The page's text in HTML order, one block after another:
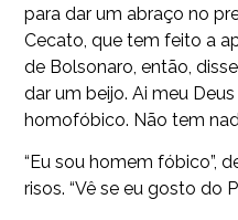
para dar um abraço no
Cecato, que tem feito a
de Bolsonaro, então,
dar um beijo. Ai meu
homofóbico. Não tem
“Eu sou homem fóbico”,
risos. “Vê se eu gosto do